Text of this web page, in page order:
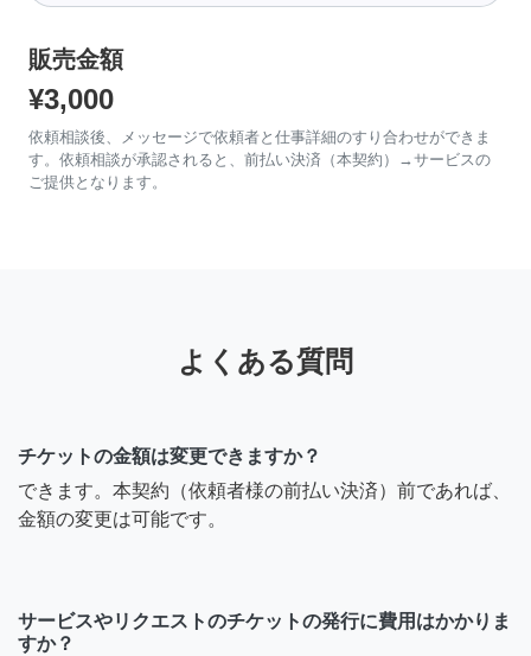
販売金額
¥3,000
依頼相談後、メッセージで依頼者と仕事詳細のすり合わせができま
す。依頼相談が承認されると、前払い決済（本契約）→サービスの
ご提供となります。
よくある質問
チケットの金額は変更できますか？
できます。本契約（依頼者様の前払い決済）前であれば、
金額の変更は可能です。
サービスやリクエストのチケットの発行に費用はかかりま
すか？